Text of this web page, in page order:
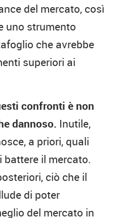
del mercato, così
uno strumento
che avrebbe
superiori ai
confronti è non
dannoso. Inutile,
a priori, quali
il mercato.
ciò che il
di poter
del mercato in